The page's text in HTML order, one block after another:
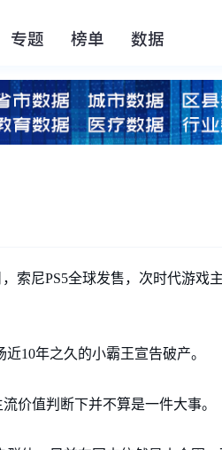
专题 榜单 数据
索尼PS5全球发售，次时代游戏
10年之久的小霸王宣告破产。
价值判断下并不算是一件大事。